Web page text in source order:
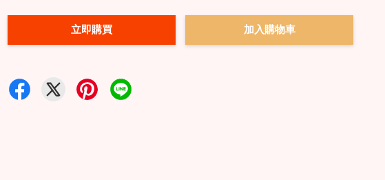
立即購買 加入購物車